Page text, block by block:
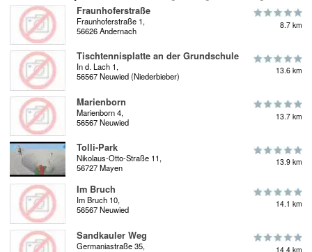
Fraunhoferstraße
Fraunhoferstraße 1,
56626 Andernach
8.7 km
Tischtennisplatte an der Grundschule
In d. Lach 1,
56567 Neuwied (Niederbieber)
13.6 km
Marienborn
Marienborn 4,
56567 Neuwied
13.7 km
Tolli-Park
Nikolaus-Otto-Straße 11,
56727 Mayen
13.9 km
Im Bruch
Im Bruch 10,
56567 Neuwied
14.1 km
Sandkauler Weg
Germaniastraße 35,
14.4 km